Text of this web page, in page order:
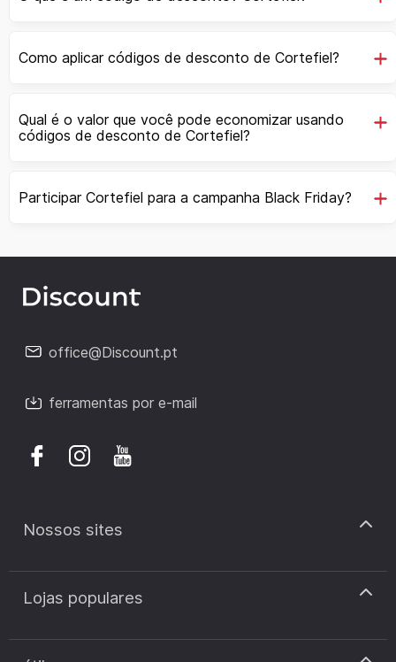
Como aplicar códigos de desconto de Cortefiel?
Qual é o valor que você pode economizar usando
códigos de desconto de Cortefiel?
Participar Cortefiel para a campanha Black Friday?
office@Discount.pt
ferramentas por e-mail
Nossos sites
discount.pt
discount.sk
Lojas populares
Cupão de desconto Zooplus